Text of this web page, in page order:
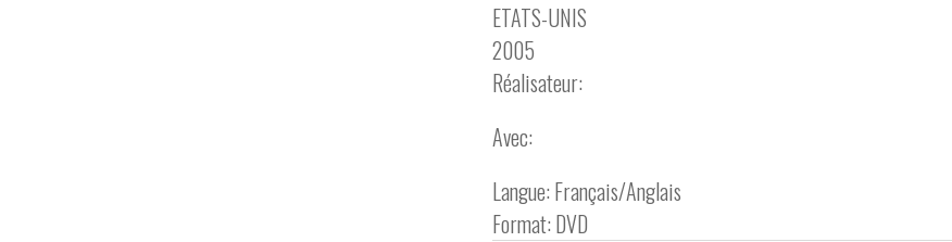
ETATS-UNIS
2005
Réalisateur:
Avec:
Langue: Français/Anglais
Format: DVD